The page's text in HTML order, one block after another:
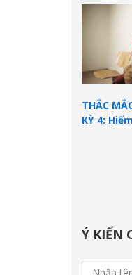
THẮC
KỲ 4:
Ý KIẾN